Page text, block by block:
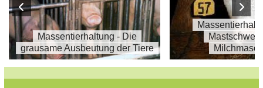
Massentierhaltung - Die
grausame Ausbeutung der Tiere